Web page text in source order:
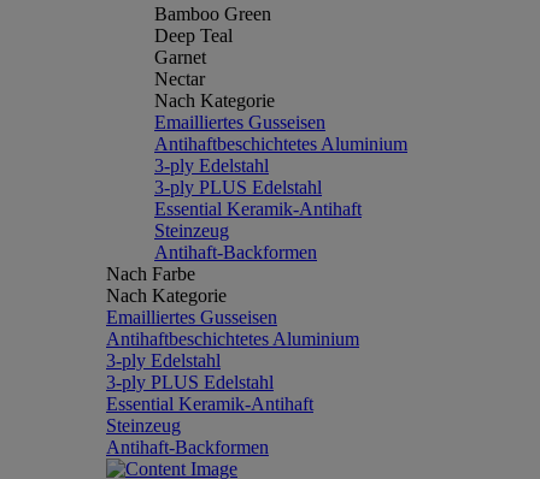
Bamboo Green
Deep Teal
Garnet
Nectar
Nach Kategorie
Emailliertes Gusseisen
Antihaftbeschichtetes Aluminium
3-ply Edelstahl
3-ply PLUS Edelstahl
Essential Keramik-Antihaft
Steinzeug
Antihaft-Backformen
Nach Farbe
Nach Kategorie
Emailliertes Gusseisen
Antihaftbeschichtetes Aluminium
3-ply Edelstahl
3-ply PLUS Edelstahl
Essential Keramik-Antihaft
Steinzeug
Antihaft-Backformen